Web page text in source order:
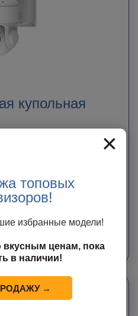
купольная
×
топовых
избранные модели!
вкусным ценам, пока
в наличии!
→